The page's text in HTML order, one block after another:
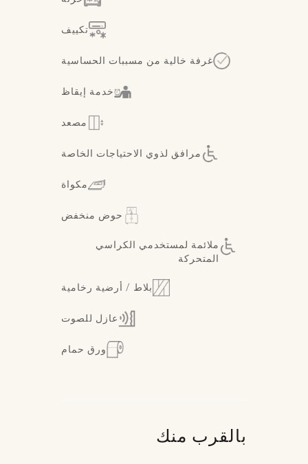
تكييف
غرفة خالية من مسببات الحساسية
خدمة إيقاظ
مصعد
مرافق لذوي الاحتياجات الخاصة
مكواة
حوض منخفض
ملائمة لمستخدمي الكراسي
المتحركة
بلاط / أرضية رخامية
عازل للصوت
ورق حمام
بالقرب منك